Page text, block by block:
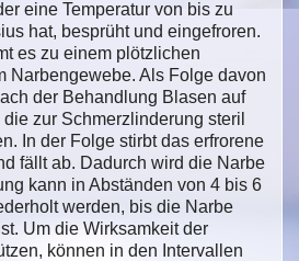
eine Temperatur von bis zu
hat, besprüht und eingefroren.
es zu einem plötzlichen
Narbengewebe. Als Folge davon
der Behandlung Blasen auf
zur Schmerzlinderung steril
In der Folge stirbt das erfrorene
fällt ab. Dadurch wird die Narbe
kann in Abständen von 4 bis 6
werden, bis die Narbe
Um die Wirksamkeit der
können in den Intervallen